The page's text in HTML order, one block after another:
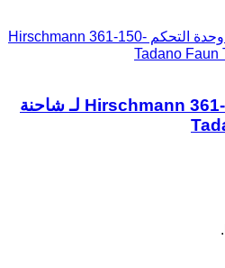
وحدة التحكم Hirschmann 361-150-
وحدة التحكم Hirschmann 361-150-40000 لـ شاحنة